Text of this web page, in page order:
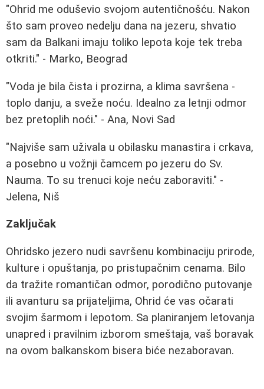
"Ohrid me oduševio svojom autentičnošću. Nakon
što sam proveo nedelju dana na jezeru, shvatio
sam da Balkani imaju toliko lepota koje tek treba
otkriti." - Marko, Beograd
"Voda je bila čista i prozirna, a klima savršena -
toplo danju, a sveže noću. Idealno za letnji odmor
bez pretoplih noći." - Ana, Novi Sad
"Najviše sam uživala u obilasku manastira i crkava,
a posebno u vožnji čamcem po jezeru do Sv.
Nauma. To su trenuci koje neću zaboraviti." -
Jelena, Niš
Zaključak
Ohridsko jezero nudi savršenu kombinaciju prirode,
kulture i opuštanja, po pristupačnim cenama. Bilo
da tražite romantičan odmor, porodično putovanje
ili avanturu sa prijateljima, Ohrid će vas očarati
svojim šarmom i lepotom. Sa planiranjem letovanja
unapred i pravilnim izborom smeštaja, vaš boravak
na ovom balkanskom bisera biće nezaboravan.